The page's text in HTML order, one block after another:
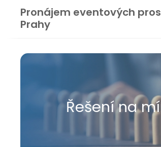
Pronájem eventových
Prahy
Řešení na